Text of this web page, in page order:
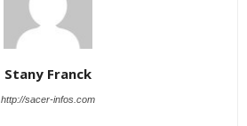
Stany Franck
http://sacer-infos.com